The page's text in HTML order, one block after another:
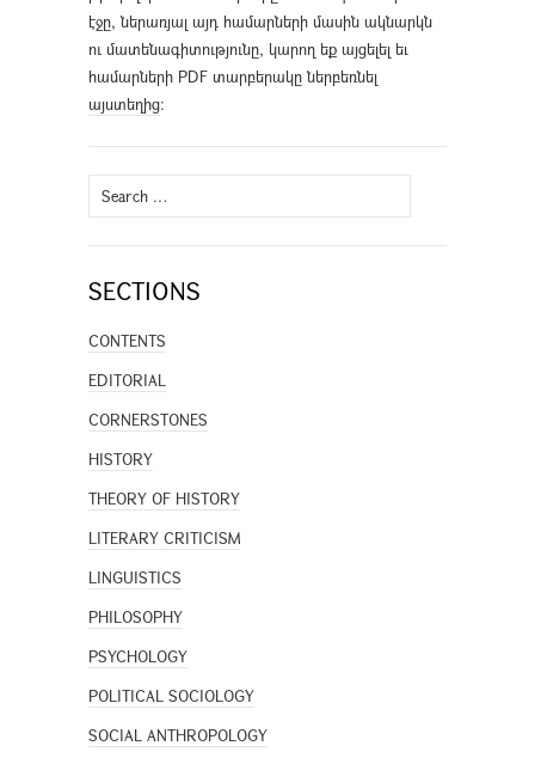
էջը, ներառյալ այդ համարների մասին ակնարկն
ու մատենագիտությունը, կարող եք այցելել եւ
համարների PDF տարբերակը ներբեռնել
այստեղից։
Search
for:
SECTIONS
CONTENTS
EDITORIAL
CORNERSTONES
HISTORY
THEORY OF HISTORY
LITERARY CRITICISM
LINGUISTICS
PHILOSOPHY
PSYCHOLOGY
POLITICAL SOCIOLOGY
SOCIAL ANTHROPOLOGY